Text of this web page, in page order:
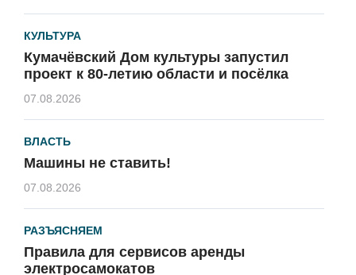
КУЛЬТУРА
Кумачёвский Дом культуры запустил
проект к 80-летию области и посёлка
07.08.2026
ВЛАСТЬ
Машины не ставить!
07.08.2026
РАЗЪЯСНЯЕМ
Правила для сервисов аренды
электросамокатов